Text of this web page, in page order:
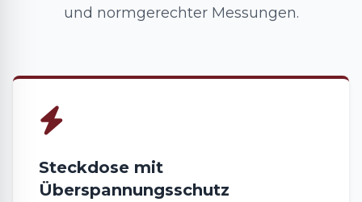
und normgerechter Messungen.
Steckdose mit
Überspannungsschutz